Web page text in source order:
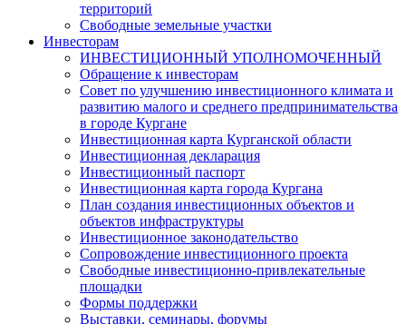
территорий
Свободные земельные участки
Инвесторам
ИНВЕСТИЦИОННЫЙ УПОЛНОМОЧЕННЫЙ
Обращение к инвесторам
Совет по улучшению инвестиционного климата и
развитию малого и среднего предпринимательства
в городе Кургане
Инвестиционная карта Курганской области
Инвестиционная декларация
Инвестиционный паспорт
Инвестиционная карта города Кургана
План создания инвестиционных объектов и
объектов инфраструктуры
Инвестиционное законодательство
Сопровождение инвестиционного проекта
Свободные инвестиционно-привлекательные
площадки
Формы поддержки
Выставки, семинары, форумы